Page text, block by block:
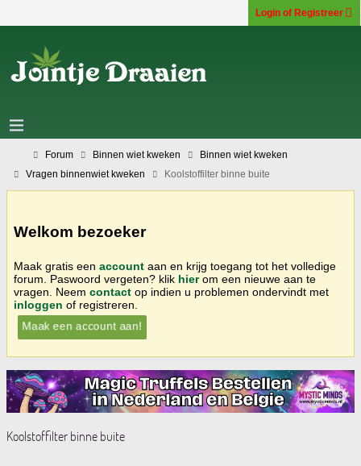
Login of Registreer
Forum Binnen wiet kweken
Binnen wiet kweken
Vragen binnenwiet kweken
Koolstoffilter binne buite
Welkom bezoeker
Maak gratis een account aan en krijg toegang tot het volledige
forum. Paswoord vergeten? klik hierom een nieuwe aan te
vragen. Neem contact op indien u problemen ondervindt met
inloggen of registreren.
Maak een account aan!
Koolstoffilter binne buite